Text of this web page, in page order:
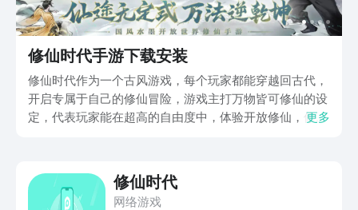
修仙时代手游下载安装
修仙时代作为一个古风游戏，每个玩家都能穿越回古代，
开启专属于自己的修仙冒险，游戏主打万物皆可修仙的设
定，代表玩家能在超高的自由度中，体验开放修仙，修仙
过战斗，体验真实趣味的修仙冒险。
更多
修仙时代
网络游戏